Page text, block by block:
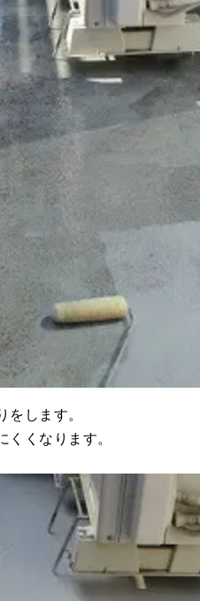
します。
くなります。